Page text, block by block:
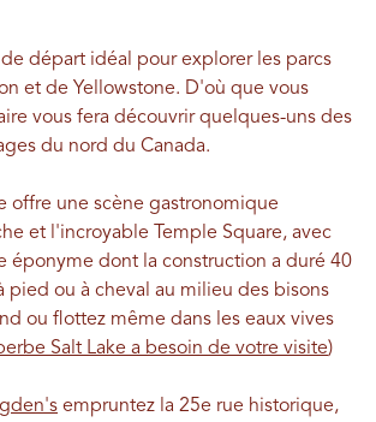
départ idéal pour explorer les parcs
et de Yellowstone. D'où que vous
vous fera découvrir quelques-uns des
du nord du Canada.
offre une scène gastronomique
et l'incroyable Temple Square, avec
éponyme dont la construction a duré 40
pied ou à cheval au milieu des bisons
ou flottez même dans les eaux vives
Salt Lake a besoin de votre visite)
empruntez la 25e rue historique,